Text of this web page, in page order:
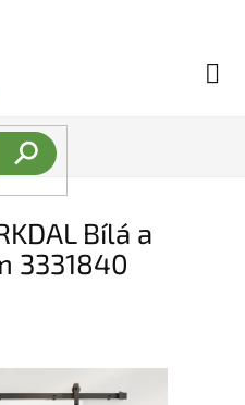
Bílá a
3331840
5 hvězdiček.